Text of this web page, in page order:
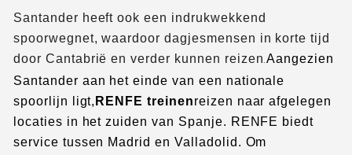
Santander heeft ook een indrukwekkend
spoorwegnet, waardoor dagjesmensen in korte tijd
door Cantabrië en verder kunnen reizen.Aangezien
Santander aan het einde van een nationale
spoorlijn ligt, RENFE treinenreizen naar afgelegen
locaties in het zuiden van Spanje. RENFE biedt
service tussen Madrid en Valladolid. Om